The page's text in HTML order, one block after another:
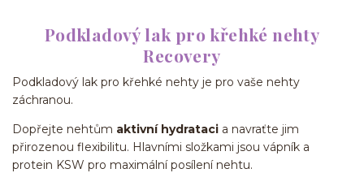
Podkladový lak pro křehké nehty
Recovery
Podkladový lak pro křehké nehty je pro vaše nehty
záchranou.
Dopřejte nehtům aktivní hydrataci a navraťte jim
přirozenou flexibilitu. Hlavními složkami jsou vápník a
protein KSW pro maximální posílení nehtu.